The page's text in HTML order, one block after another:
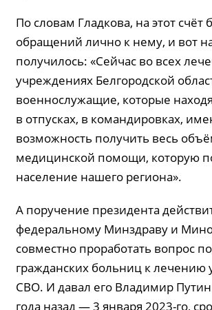
По словам Гладкова, на этот счёт
обращений лично к нему, и вот
получилось: «Сейчас во всех
учреждениях Белгородской
военнослужащие, которые
в отпусках, в командировках,
возможность получить весь
медицинской помощи, которую
население нашего региона».
А поручение президента
федеральному Мин­здраву и
совместно проработать вопрос
гражданских больниц к лечению
СВО. И давал его Владимир
года назад — 3 января 2023-го,